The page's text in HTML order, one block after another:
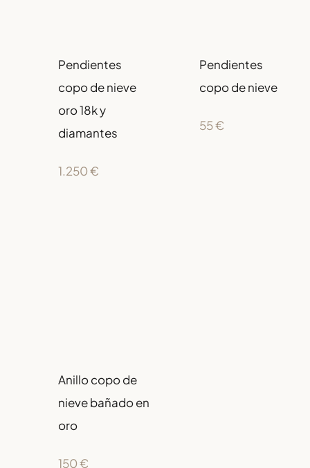
Pendientes
copo de nieve
oro 18k y
diamantes
1.250€
Pendientes
copo de nieve
55€
Anillo copo de
nieve bañado en
oro
150€